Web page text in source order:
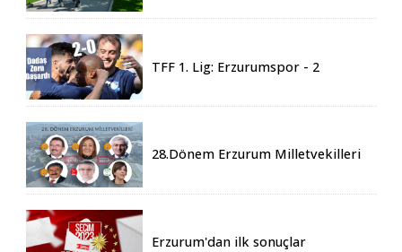
TFF 1. Lig: Erzurumspor - 2
28.Dönem Erzurum Milletvekilleri
Erzurum'dan ilk sonuçlar